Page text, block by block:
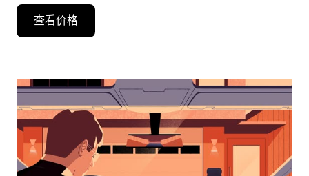
向
头
浏
日
查看价格